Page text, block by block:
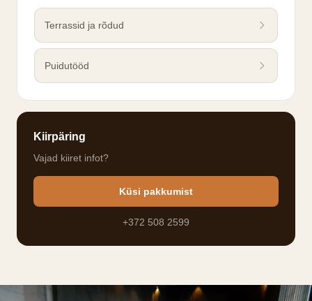
Terrassid ja rõdud
Puidutööd
Kiirpäring
Vajad kiiret infot?
Küsi pakkumist
+372 508 2599